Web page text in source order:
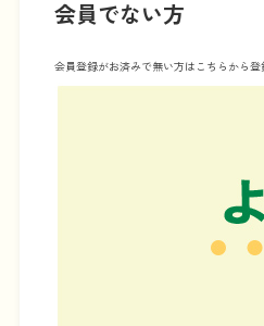
会員でない方
会員登録がお済みで無い方はこちらから登